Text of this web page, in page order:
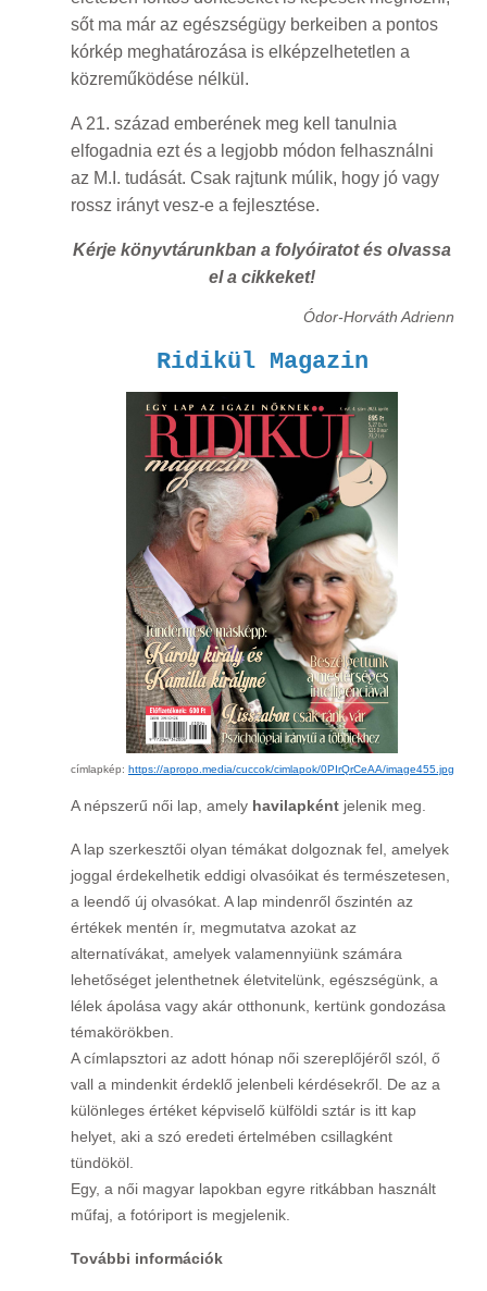
sőt ma már az egészségügy berkeiben a pontos
kórkép meghatározása is elképzelhetetlen a
közreműködése nélkül.
A 21. század emberének meg kell tanulnia
elfogadnia ezt és a legjobb módon felhasználni
az M.I. tudását. Csak rajtunk múlik, hogy jó vagy
rossz irányt vesz-e a fejlesztése.
Kérje könyvtárunkban a folyóiratot és olvassa
el a cikkeket!
Ódor-Horváth Adrienn
Ridikül Magazin
címlapkép: https://apropo.media/cuccok/cimlapok/0PIrQrCeAA/image455.jpg
A népszerű női lap, amely havilapként jelenik meg.
A lap szerkesztői olyan témákat dolgoznak fel, amelyek
joggal érdekelhetik eddigi olvasóikat és természetesen,
a leendő új olvasókat. A lap mindenről őszintén az
értékek mentén ír, megmutatva azokat az
alternatívákat, amelyek valamennyiünk számára
lehetőséget jelenthetnek életvitelünk, egészségünk, a
lélek ápolása vagy akár otthonunk, kertünk gondozása
témakörökben.
A címlapsztori az adott hónap női szereplőjéről szól, ő
vall a mindenkit érdeklő jelenbeli kérdésekről. De az a
különleges értéket képviselő külföldi sztár is itt kap
helyet, aki a szó eredeti értelmében csillagként
tündököl.
Egy, a női magyar lapokban egyre ritkábban használt
műfaj, a fotóriport is megjelenik.
További információk